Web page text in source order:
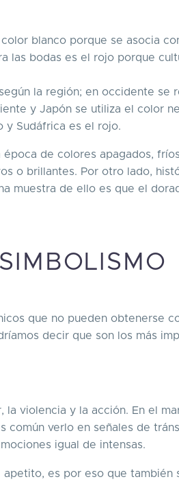
blanco porque se asocia
las bodas es el rojo porque
la región; en occidente se
y Japón se utiliza el color
y Sudáfrica es el rojo.
de colores apagados,
o brillantes. Por otro lado,
muestra de ello es que el
que no pueden obtenerse
decir que son los más
violencia y la acción. En el
común verlo en señales de
igual de intensas.
es por eso que también